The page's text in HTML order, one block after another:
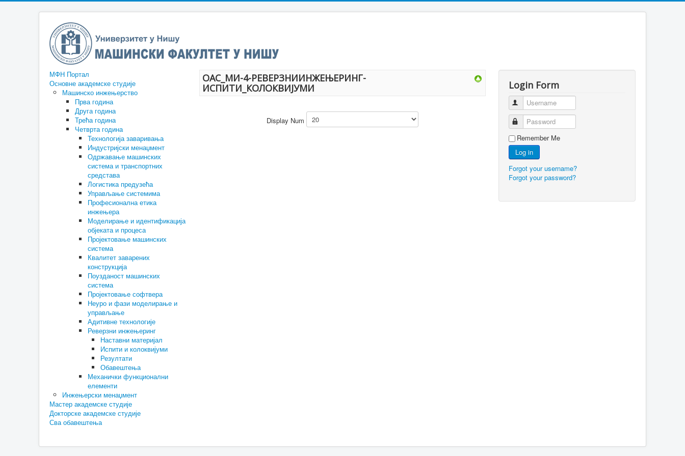
МФН Портал
Основне академске студије
Машинско инжењерство
Прва година
Друга година
Трећа година
Четврта година
Технологија заваривања
Индустријски менаџмент
Одржавање машинских
система и транспортних
средстава
Логистика предузећа
Управљање системима
Професионална етика
инжењера
Моделирање и идентификација
објеката и процеса
Пројектовање машинских
система
Квалитет заварених
конструкција
Поузданост машинских
система
Пројектовање софтвера
Неуро и фази моделирање и
управљање
Адитивне технологије
Реверзни инжењеринг
Наставни материјал
Испити и колоквијуми
Резултати
Обавештења
Механички функционални
елементи
Инжењерски менаџмент
Мастер академске студије
Докторске академске студије
Сва обавештења
ОАС_МИ-4-РЕВЕРЗНИИНЖЕЊЕРИНГ-
ИСПИТИ_КОЛОКВИЈУМИ
Display Num
Login Form
Username
Password
Remember Me
Log in
Forgot your username?
Forgot your password?